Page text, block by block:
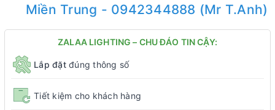
Miền Trung - 0942344888 (Mr T.Anh)
ZALAA LIGHTING – CHU ĐÁO TIN CẬY:
Lắp đặtđúng thông số
Tiết kiệm cho khách hàng